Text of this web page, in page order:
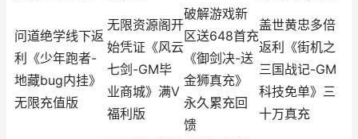
问道绝学线下返
利《少年跑者-
地藏bug内挂》
无限充值版
无限资源阁开
始凭证《风云
七剑-GM毕
业商城》满V
福利版
破解游戏新
区送648首充
《御剑决-送
金狮真充》
永久累充回
馈
盖世黄忠多倍
返利《街机之
三国战记-GM
科技免单》三
十万真充